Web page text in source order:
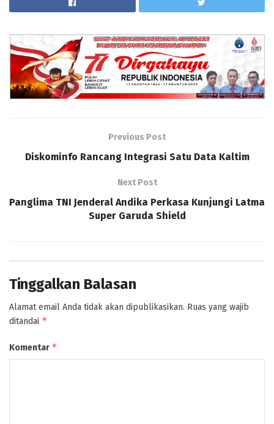
Previous Post
Diskominfo Rancang Integrasi Satu Data Kaltim
Next Post
Panglima TNI Jenderal Andika Perkasa Kunjungi Latma
Super Garuda Shield
Tinggalkan Balasan
Alamat email Anda tidak akan dipublikasikan. Ruas yang wajib
ditandai *
Komentar *